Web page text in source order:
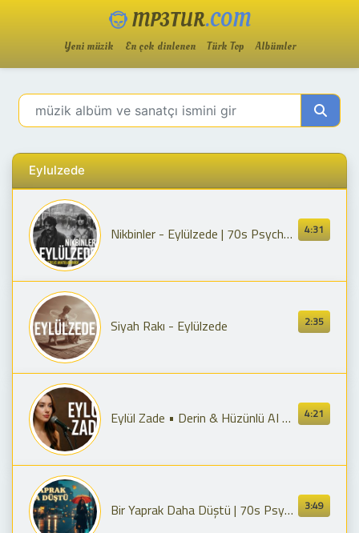
MP3TUR.COM
Yeni müzik En çok dinlenen Türk Top Albümler
Eylulzede
4:31
Nikbinler - Eylülzede | 70s Psychedelic Anatolian Rock
2:35
Siyah Rakı - Eylülzede
4:21
Eylül Zade • Derin & Hüzünlü AI Müzik
3:49
Bir Yaprak Daha Düştü | 70s Psychedelic Anatolian Rock